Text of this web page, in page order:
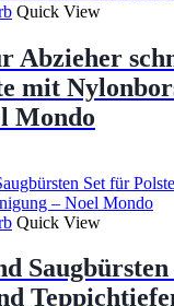
Quick View
Abzieher
mit
Mondo
Quick View